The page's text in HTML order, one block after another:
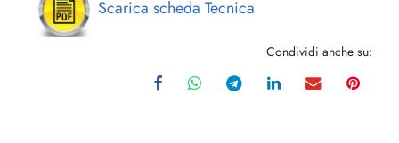
Scarica scheda Tecnica
Condividi anche su: